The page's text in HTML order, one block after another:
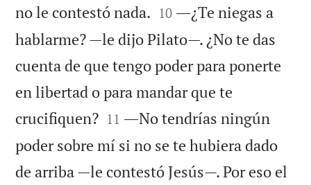
no le contestó nada. 

10 ―¿Te niegas a
hablarme? —le dijo Pilato—. ¿No te das
cuenta de que tengo poder para ponerte
en libertad o para mandar que te
crucifiquen?
11 ―No tendrías ningún
poder sobre mí si no se te hubiera dado
de arriba —le contestó Jesús—. Por eso el